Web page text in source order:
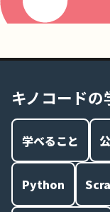
キノコードの
学べること
Python